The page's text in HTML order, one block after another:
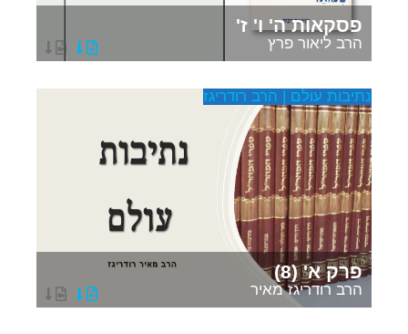
פסקאות ה' ו' ז'
הרב ליאור פרץ
נתיבות עולם | הרב רודריגז
פרק א' (8)
הרב רודריגז מאיר